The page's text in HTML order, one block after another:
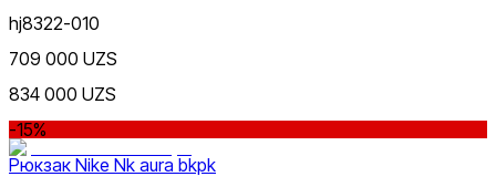
hj8322-010
709 000 UZS
834 000 UZS
-15%
Рюкзак Nike Nk aura bkpk